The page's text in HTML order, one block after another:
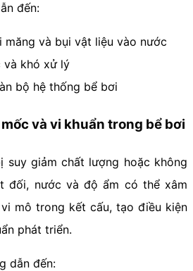
đến:
măng và bụi vật liệu vào nước
và khó xử lý
bộ hệ thống bể bơi
và vi khuẩn trong bể bơi
suy giảm chất lượng hoặc không
đối, nước và độ ẩm có thể xâm
mô trong kết cấu, tạo điều kiện
phát triển.
dẫn đến: